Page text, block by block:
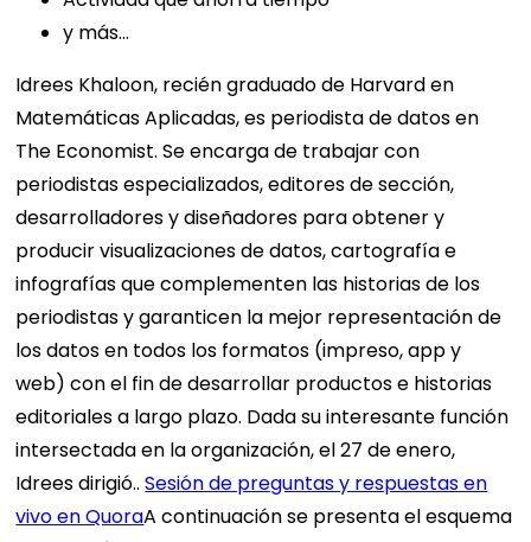
y más…
Idrees Khaloon, recién graduado de Harvard en
Matemáticas Aplicadas, es periodista de datos en
The Economist. Se encarga de trabajar con
periodistas especializados, editores de sección,
desarrolladores y diseñadores para obtener y
producir visualizaciones de datos, cartografía e
infografías que complementen las historias de los
periodistas y garanticen la mejor representación de
los datos en todos los formatos (impreso, app y
web) con el fin de desarrollar productos e historias
editoriales a largo plazo. Dada su interesante función
intersectada en la organización, el 27 de enero,
Idrees dirigió..Sesión de preguntas y respuestas en
vivo en QuoraA continuación se presenta el esquema